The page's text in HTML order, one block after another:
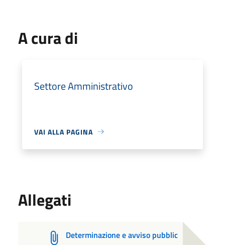
A cura di
Settore Amministrativo
VAI ALLA PAGINA
Allegati
Determinazione e avviso pubblic